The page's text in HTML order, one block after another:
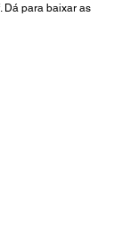
Dá para baixar as